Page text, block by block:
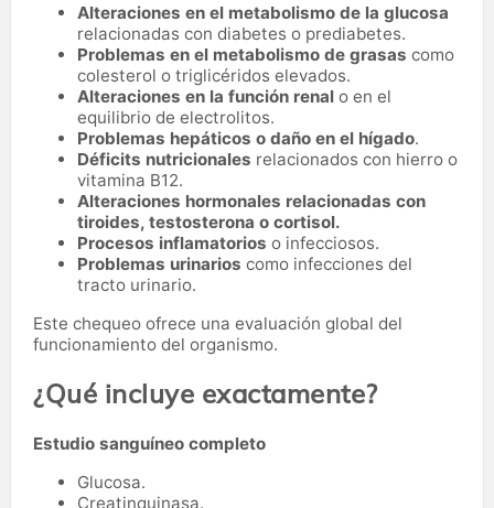
Alteraciones en el metabolismo de la glucosa
relacionadas con diabetes o prediabetes.
Problemas en el metabolismo de grasas como
colesterol o triglicéridos elevados.
Alteraciones en la función renal o en el
equilibrio de electrolitos.
Problemas hepáticos o daño en el hígado.
Déficits nutricionales relacionados con hierro o
vitamina B12.
Alteraciones hormonales relacionadas con
tiroides, testosterona o cortisol.
Procesos inflamatorios o infecciosos.
Problemas urinarios como infecciones del
tracto urinario.
Este chequeo ofrece una evaluación global del
funcionamiento del organismo.
¿Qué incluye exactamente?
Estudio sanguíneo completo
Glucosa.
Creatinquinasa.